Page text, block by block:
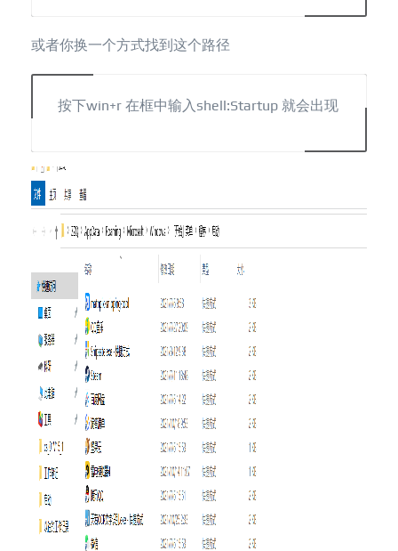
或者你换一个方式找到这个路径
按下win+r 在框中输入shell:Startup 就会出现